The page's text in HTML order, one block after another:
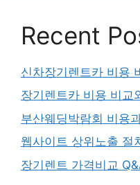
Recent
신차장기렌트카 비용
장기렌트카 비용 비교
부산웨딩박람회 비용
웹사이트 상위노출 절
장기렌트 가격비교